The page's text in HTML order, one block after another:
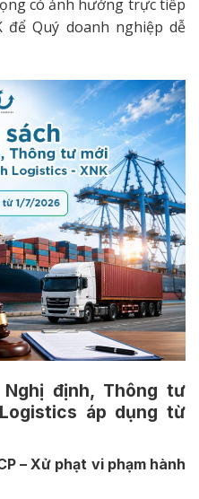
có ảnh hưởng trực tiếp
để Quý doanh nghiệp dễ
định, Thông tư
áp dụng từ
– Xử phạt vi phạm hành